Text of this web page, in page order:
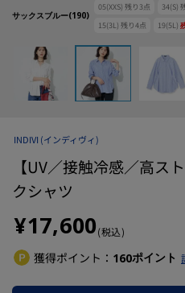
サックスブルー(190)
05(XXS) 残り 3点 34(S)
15(3L) 残り4点 19(5L)
INDIVI (インディヴィ)
【UV／接触冷感／高ス
クシャツ
¥17,600(税込)
獲得ポイント： 160ポイント